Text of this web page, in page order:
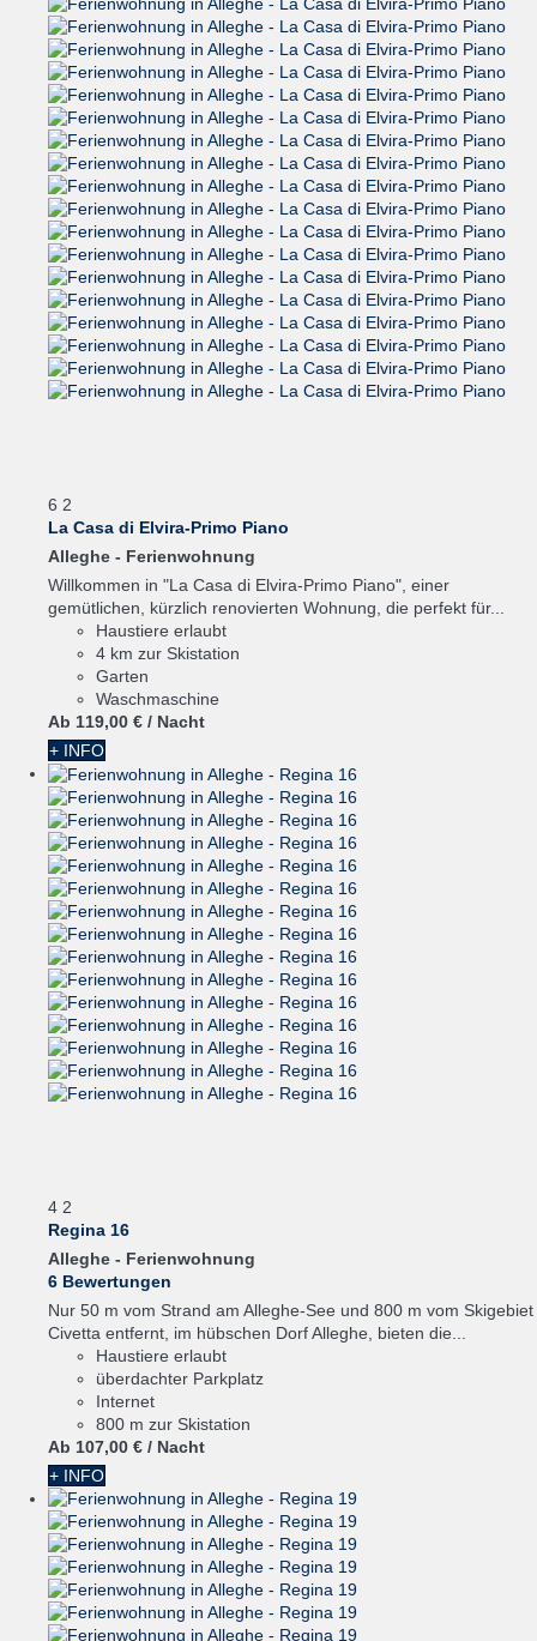
6 2
La Casa di Elvira-Primo Piano
Alleghe - Ferienwohnung
Willkommen in "La Casa di Elvira-Primo Piano", einer
gemütlichen, kürzlich renovierten Wohnung, die perfekt für...
Haustiere erlaubt
4 km zur Skistation
Garten
Waschmaschine
Ab 119,00 € / Nacht
+ INFO
4 2
Regina 16
Alleghe - Ferienwohnung
6 Bewertungen
Nur 50 m vom Strand am Alleghe-See und 800 m vom Skigebiet
Civetta entfernt, im hübschen Dorf Alleghe, bieten die...
Haustiere erlaubt
überdachter Parkplatz
Internet
800 m zur Skistation
Ab 107,00 € / Nacht
+ INFO